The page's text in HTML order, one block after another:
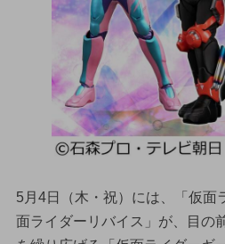
5月4日（木・祝）には、「仮面
面ライダーリバイス」が、目の